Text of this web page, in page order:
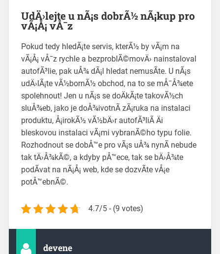
UdÄ›lejte u nÃ¡s dobrÃ½ nÃ¡kup pro
vÃ¡Å¡ vÅ¯z
Pokud tedy hledÃ¡te servis, kterÃ½ by vÃ¡m na
vÃ¡Å¡ vÅ¯z rychle a bezproblÃ©movÄ› nainstaloval
autofÃ³lie, pak uÅ¾ dÃ¡l hledat nemusÃ­te. U nÃ¡s
udÄ›lÃ¡te vÃ½bornÃ½ obchod, na to se mÅ¯Å¾ete
spolehnout! Jen u nÃ¡s se doÄkÃ¡te takovÃ½ch
sluÅ¾eb, jako je doÅ¾ivotnÃ­ zÃ¡ruka na instalaci
produktu, Å¡irokÃ½ vÃ½bÄ›r autofÃ³liÃ­ Äi
bleskovou instalaci vÃ¡mi vybranÃ©ho typu folie.
Rozhodnout se dobÅ™e pro vÃ¡s uÅ¾ nynÃ­ nebude
tak tÄ›Å¾kÃ©, a kdyby pÅ™ece, tak se bÄ›Å¾te
podÃ­vat na nÃ¡Å¡ web, kde se dozvÃ­te vÅ¡e
potÅ™ebnÃ©.
4.7/5 - (9 votes)
devene